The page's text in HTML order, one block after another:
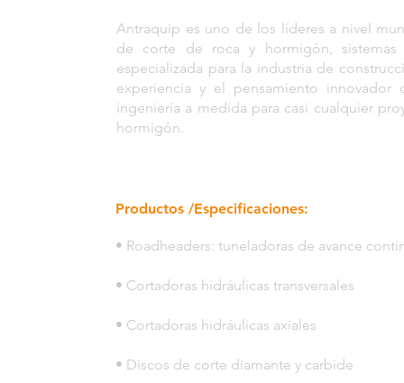
Antraquip es uno de los líderes a nivel
de corte de roca y hormigón,
especializada para la industria de
experiencia y el pensamiento
ingeniería a medida para casi cualquier
hormigón.
Productos /Especificaciones:
• Roadheaders: tuneladoras de avance
• Cortadoras hidráulicas transversales
• Cortadoras hidráulicas axiales
• Discos de corte diamante y carbide